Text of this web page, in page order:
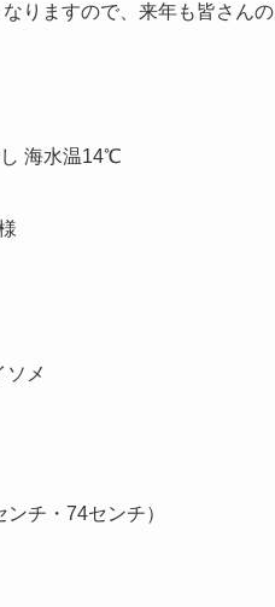
りますので、来年も皆さん
海水温14℃
ソメ
チ・74センチ）